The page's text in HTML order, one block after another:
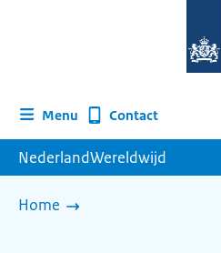
homepage
Menu Contact
NederlandWereldwijd
Home